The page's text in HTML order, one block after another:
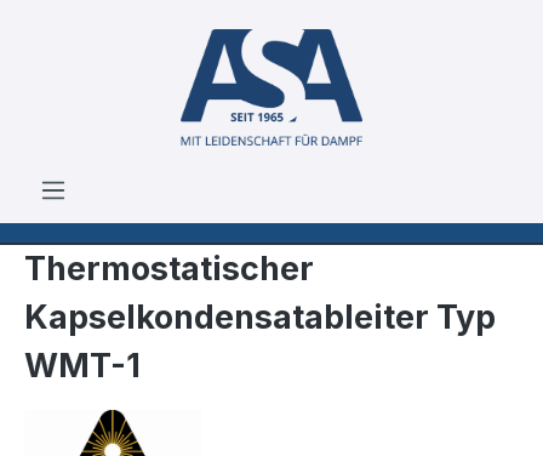
Zum Hauptinhalt springen
Thermostatischer
Kapselkondensatableiter Typ
WMT-1